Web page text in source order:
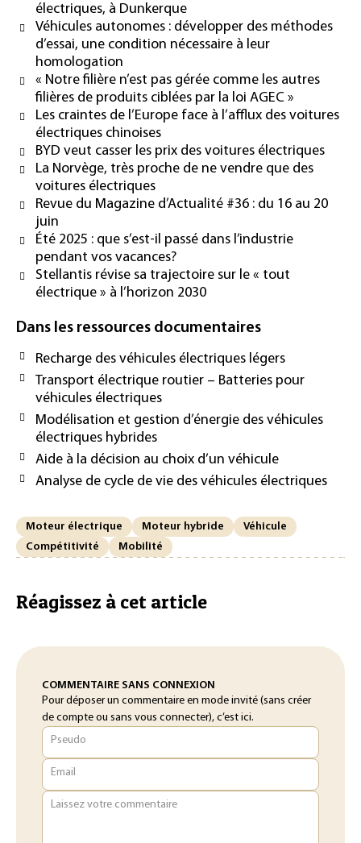
électriques, à Dunkerque
Véhicules autonomes : développer des méthodes
d’essai, une condition nécessaire à leur
homologation
« Notre filière n’est pas gérée comme les autres
filières de produits ciblées par la loi AGEC »
Les craintes de l’Europe face à l’afflux des voitures
électriques chinoises
BYD veut casser les prix des voitures électriques
La Norvège, très proche de ne vendre que des
voitures électriques
Revue du Magazine d’Actualité #36 : du 16 au 20
juin
Été 2025 : que s’est-il passé dans l’industrie
pendant vos vacances?
Stellantis révise sa trajectoire sur le « tout
électrique » à l’horizon 2030
Dans les ressources documentaires
Recharge des véhicules électriques légers
Transport électrique routier – Batteries pour
véhicules électriques
Modélisation et gestion d’énergie des véhicules
électriques hybrides
Aide à la décision au choix d’un véhicule
Analyse de cycle de vie des véhicules électriques
Moteur électrique Moteur hybride
Véhicule
Compétitivité
Mobilité
Réagissez à cet article
COMMENTAIRE SANS CONNEXION
Pour déposer un commentaire en mode invité (sans créer
de compte ou sans vous connecter), c’est ici.
Pseudo
Email
Laissez votre commentaire